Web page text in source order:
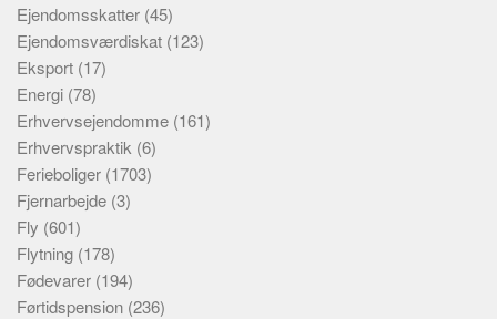
Ejendomsskatter (45)
Ejendomsværdiskat (123)
Eksport (17)
Energi (78)
Erhvervsejendomme (161)
Erhvervspraktik (6)
Ferieboliger (1703)
Fjernarbejde (3)
Fly (601)
Flytning (178)
Fødevarer (194)
Førtidspension (236)